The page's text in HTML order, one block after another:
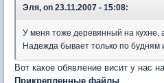
Эля, on 23.11.2007 - 15:08:
У меня тоже деревянный на кухне,
Надежда бывает только по будням
Вот какое обявление висит у нас
Прикрепленные файлы